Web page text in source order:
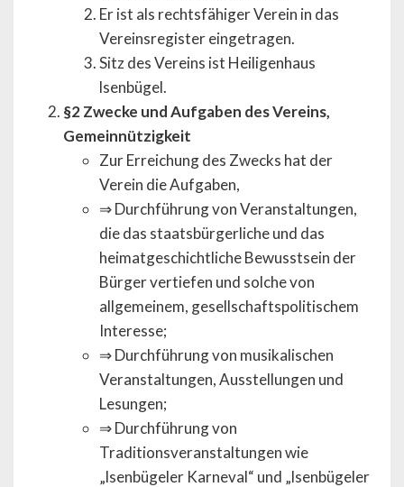
Er ist als rechtsfähiger Verein in das
Vereinsregister eingetragen.
Sitz des Vereins ist Heiligenhaus
lsenbügel.
§2 Zwecke und Aufgaben des Vereins,
Gemeinnützigkeit
Zur Erreichung des Zwecks hat der
Verein die Aufgaben,
⇒ Durchführung von Veranstaltungen,
die das staatsbürgerliche und das
heimatgeschichtliche Bewusstsein der
Bürger vertiefen und solche von
allgemeinem, gesellschaftspolitischem
Interesse;
⇒ Durchführung von musikalischen
Veranstaltungen, Ausstellungen und
Lesungen;
⇒ Durchführung von
Traditionsveranstaltungen wie
„lsenbügeler Karneval“ und „lsenbügeler